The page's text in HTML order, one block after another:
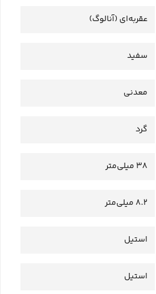
عقربه‌ای (آنالوگ)
سفید
معدنی
گرد
38 میلی‌متر
8.2 میلی‌متر
استیل
استیل